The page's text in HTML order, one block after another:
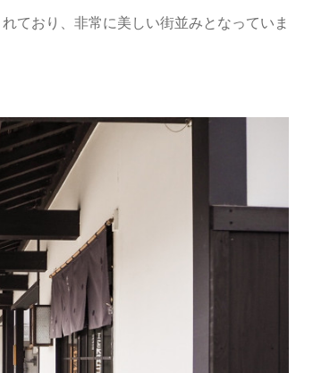
ており、非常に美しい街並みとなっていま